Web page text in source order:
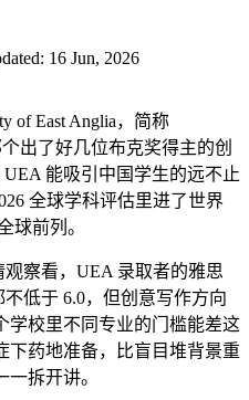
16 Jun, 2026
of East Anglia，简称
出了好几位布克奖得主的创
能吸引中国学生的远不止
全球学科评估里进了世界
球前列。
察看，UEA 录取者的雅思
低于 6.0，但创意写作方向
学校里不同专业的门槛能差这
下药地准备，比盲目堆背景重
拆开讲。